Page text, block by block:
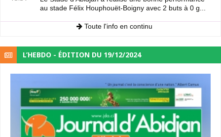
au stade Félix Houphouët-Boigny avec 2 buts à 0 g...
Toute l'info en continu
L’HEBDO - ÉDITION DU 19/12/2024